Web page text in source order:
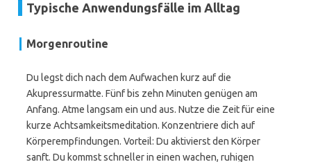
Typische Anwendungsfälle im Alltag
Morgenroutine
Du legst dich nach dem Aufwachen kurz auf die
Akupressurmatte. Fünf bis zehn Minuten genügen am
Anfang. Atme langsam ein und aus. Nutze die Zeit für eine
kurze Achtsamkeitsmeditation. Konzentriere dich auf
Körperempfindungen. Vorteil: Du aktivierst den Körper
sanft. Du kommst schneller in einen wachen, ruhigen